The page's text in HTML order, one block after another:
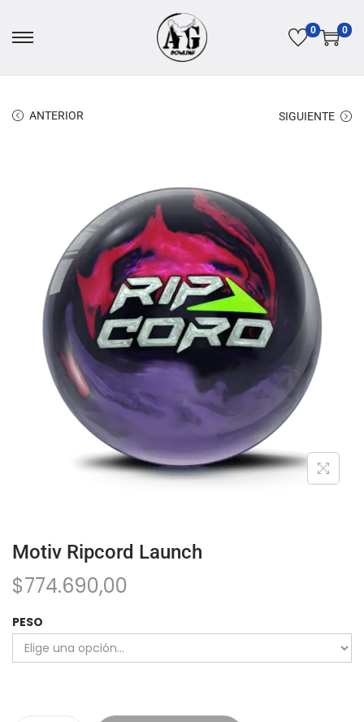
0 0
ANTERIOR SIGUIENTE
Motiv Ripcord Launch
$774.690,00
PESO